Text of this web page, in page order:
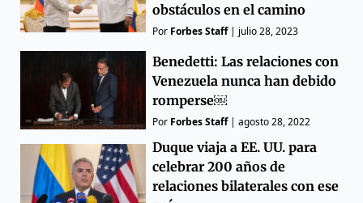
obstáculos en el camino
Por Forbes Staff| julio 28, 2023
Benedetti: Las relaciones con
Venezuela nunca han debido
romperse￼
Por Forbes Staff|agosto 28, 2022
Duque viaja a EE. UU. para
celebrar 200 años de
relaciones bilaterales con ese